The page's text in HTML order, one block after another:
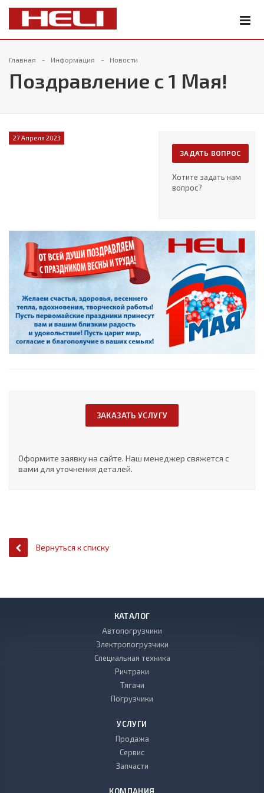
Главная Информация Новости
Поздравление с 1 Мая!
ЗАДАТЬ ВОПРОС
Хотите задать нам
вопрос?
27 Апреля 2023
ЗАКАЗАТЬ УСЛУГУ
Оформите заявку на сайте. Наш менеджер свяжется с
вами для уточнения деталей.
Вернуться к списку
КАТАЛОГ
Автопогрузчики
Электропогрузчики
Специальная техника
Ричтраки
Тягачи
Погрузчики
УСЛУГИ
Продажа
Сервис
Запчасти